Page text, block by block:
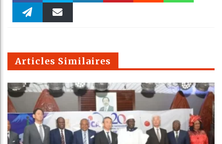
Faceboo Twitter
m
Articles Similaires